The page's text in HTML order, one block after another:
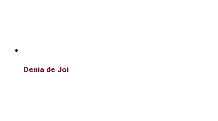
Denia de Joi